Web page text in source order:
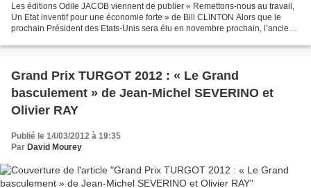
Les éditions Odile JACOB viennent de publier « Remettons-nous au travail,
Un Etat inventif pour une économie forte » de Bill CLINTON Alors que le
prochain Président des Etats-Unis sera élu en novembre prochain, l’ancien
Grand Prix TURGOT 2012 : « Le Grand
basculement » de Jean-Michel SEVERINO et
Olivier RAY
Publié le 14/03/2012 à 19:35
Par David Mourey